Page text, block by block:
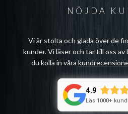
NÖJDA
Vi är stolta och glada över de
kunder. Vi läser och tar till oss av
du kolla in våra
4.9
Läs 1000+